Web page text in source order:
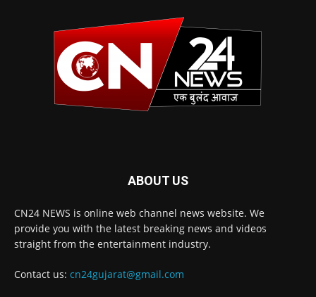
ABOUT US
CN24 NEWS is online web channel news website. We
provide you with the latest breaking news and videos
straight from the entertainment industry.
Contact us: cn24gujarat@gmail.com